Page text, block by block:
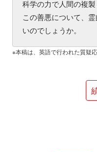
科学の力で人間の複製
この善悪について、
いのでしょうか。
※本稿は、英語で行われた質疑